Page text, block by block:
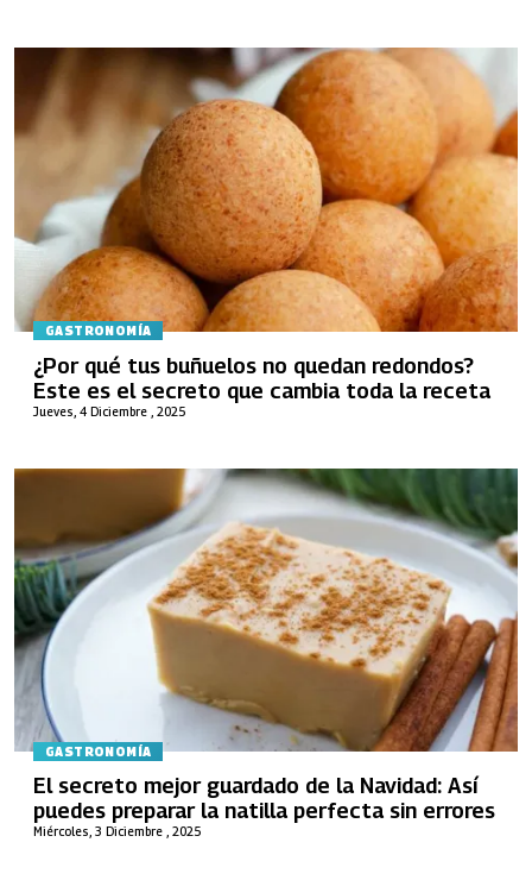
GASTRONOMÍA
Jueves, 4 Diciembre , 2025
¿Por qué tus buñuelos no quedan redondos?
Este es el secreto que cambia toda la receta
GASTRONOMÍA
Miércoles, 3 Diciembre , 2025
El secreto mejor guardado de la Navidad: Así
puedes preparar la natilla perfecta sin errores